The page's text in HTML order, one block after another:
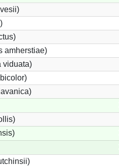
amherstiae)
viduata)